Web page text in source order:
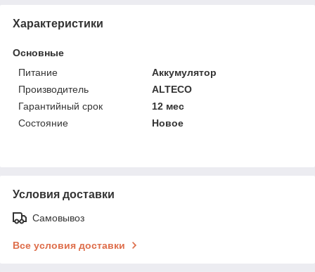
Характеристики
Основные
Питание
Аккумулятор
Производитель
ALTECO
Гарантийный срок
12 мес
Состояние
Новое
Условия доставки
Самовывоз
Все условия доставки